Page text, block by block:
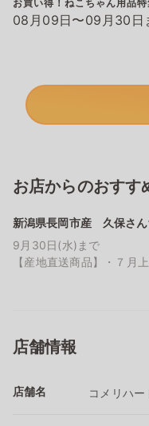
お買い得！ねこちゃん用品特
08月09日〜09月30日
お店からのおすす
新潟県長岡市産 久保さん
9月30日(水)まで
【産地直送商品】・７月
店舗情報
店舗名 コメリハ